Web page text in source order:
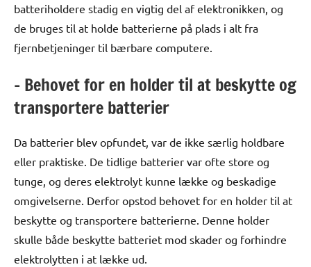
batteriholdere stadig en vigtig del af elektronikken, og
de bruges til at holde batterierne på plads i alt fra
fjernbetjeninger til bærbare computere.
– Behovet for en holder til at beskytte og
transportere batterier
Da batterier blev opfundet, var de ikke særlig holdbare
eller praktiske. De tidlige batterier var ofte store og
tunge, og deres elektrolyt kunne lække og beskadige
omgivelserne. Derfor opstod behovet for en holder til at
beskytte og transportere batterierne. Denne holder
skulle både beskytte batteriet mod skader og forhindre
elektrolytten i at lække ud.